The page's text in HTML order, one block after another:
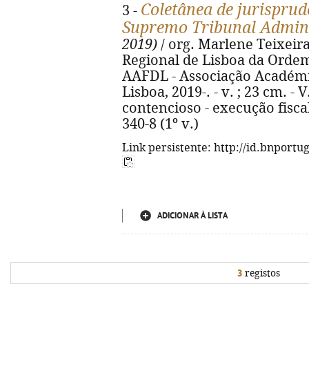
3 - Coletânea de
Supremo Tribunal
2019) / org. Marlene
Regional de Lisboa da
AAFDL - Associação
Lisboa, 2019-. - v. ; 23 cm. -
contencioso - execução
340-8 (1º v.)
Link persistente: http://
ADICIONAR À LISTA
3 registos